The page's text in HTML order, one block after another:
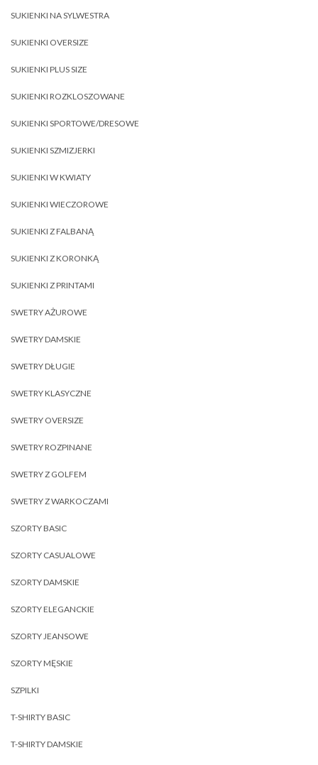
SUKIENKI NA SYLWESTRA
SUKIENKI OVERSIZE
SUKIENKI PLUS SIZE
SUKIENKI ROZKLOSZOWANE
SUKIENKI SPORTOWE/DRESOWE
SUKIENKI SZMIZJERKI
SUKIENKI W KWIATY
SUKIENKI WIECZOROWE
SUKIENKI Z FALBANĄ
SUKIENKI Z KORONKĄ
SUKIENKI Z PRINTAMI
SWETRY AŻUROWE
SWETRY DAMSKIE
SWETRY DŁUGIE
SWETRY KLASYCZNE
SWETRY OVERSIZE
SWETRY ROZPINANE
SWETRY Z GOLFEM
SWETRY Z WARKOCZAMI
SZORTY BASIC
SZORTY CASUALOWE
SZORTY DAMSKIE
SZORTY ELEGANCKIE
SZORTY JEANSOWE
SZORTY MĘSKIE
SZPILKI
T-SHIRTY BASIC
T-SHIRTY DAMSKIE